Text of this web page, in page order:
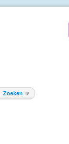
Zoeken